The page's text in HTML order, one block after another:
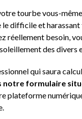
tourbe vous-
difficile et
réellement besoin,
des divers
qui saura
notre formulaire
plateforme